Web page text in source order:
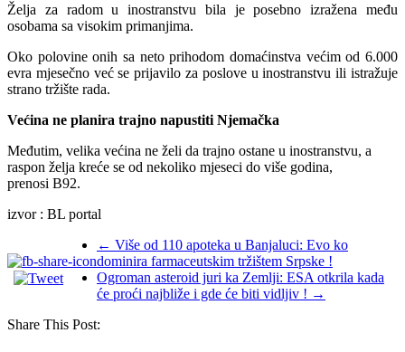
Želja za radom u inostranstvu bila je posebno izražena među
osobama sa visokim primanjima.
Oko polovine onih sa neto prihodom domaćinstva većim od 6.000
evra mjesečno već se prijavilo za poslove u inostranstvu ili istražuje
strano tržište rada.
Većina ne planira trajno napustiti Njemačka
Međutim, velika većina ne želi da trajno ostane u inostranstvu, a
raspon želja kreće se od nekoliko mjeseci do više godina,
prenosi B92.
izvor : BL portal
← Više od 110 apoteka u Banjaluci: Evo ko
dominira farmaceutskim tržištem Srpske !
Ogroman asteroid juri ka Zemlji: ESA otkrila kada
će proći najbliže i gde će biti vidljiv ! →
Share This Post: